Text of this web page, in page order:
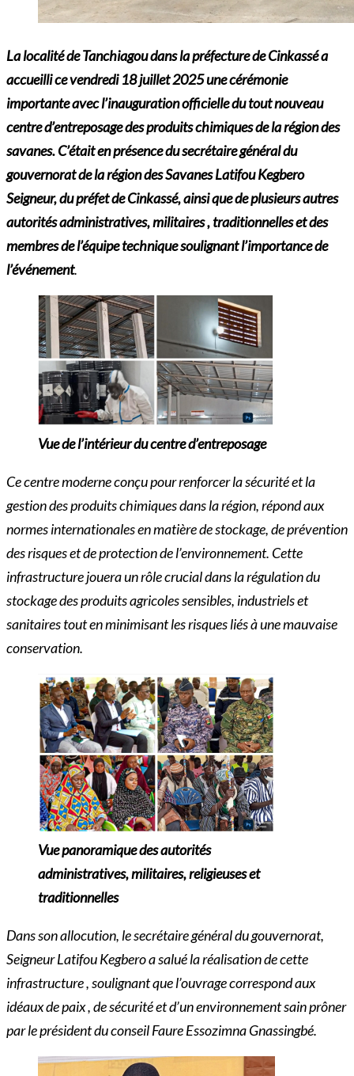
La localité de Tanchiagou dans la préfecture de Cinkassé a
accueilli ce vendredi 18 juillet 2025 une cérémonie
importante avec l’inauguration officielle du tout nouveau
centre d’entreposage des produits chimiques de la région des
savanes. C’était en présence du secrétaire général du
gouvernorat de la région des Savanes Latifou Kegbero
Seigneur, du préfet de Cinkassé, ainsi que de plusieurs autres
autorités administratives, militaires , traditionnelles et des
membres de l’équipe technique soulignant l’importance de
l’événement.
Vue de l’intérieur du centre d’entreposage
Ce centre moderne conçu pour renforcer la sécurité et la
gestion des produits chimiques dans la région, répond aux
normes internationales en matière de stockage, de prévention
des risques et de protection de l’environnement. Cette
infrastructure jouera un rôle crucial dans la régulation du
stockage des produits agricoles sensibles, industriels et
sanitaires tout en minimisant les risques liés à une mauvaise
conservation.
Vue panoramique des autorités
administratives, militaires, religieuses et
traditionnelles
Dans son allocution, le secrétaire général du gouvernorat,
Seigneur Latifou Kegbero a salué la réalisation de cette
infrastructure , soulignant que l’ouvrage correspond aux
idéaux de paix , de sécurité et d’un environnement sain prôner
par le président du conseil Faure Essozimna Gnassingbé.